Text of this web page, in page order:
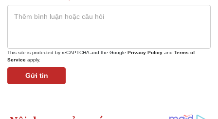
This site is protected by reCAPTCHA and the Google Privacy Policy and Terms of
Service apply.
Gửi tin